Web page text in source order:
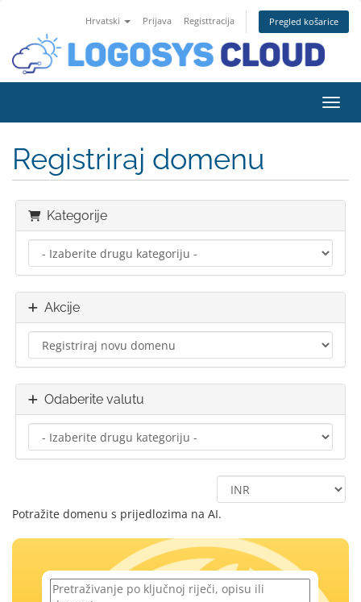
Hrvatski Prijava Registtracija Pregled košarice
Registriraj domenu
Kategorije
Akcije
Odaberite valutu
Potražite domenu s prijedlozima na AI.